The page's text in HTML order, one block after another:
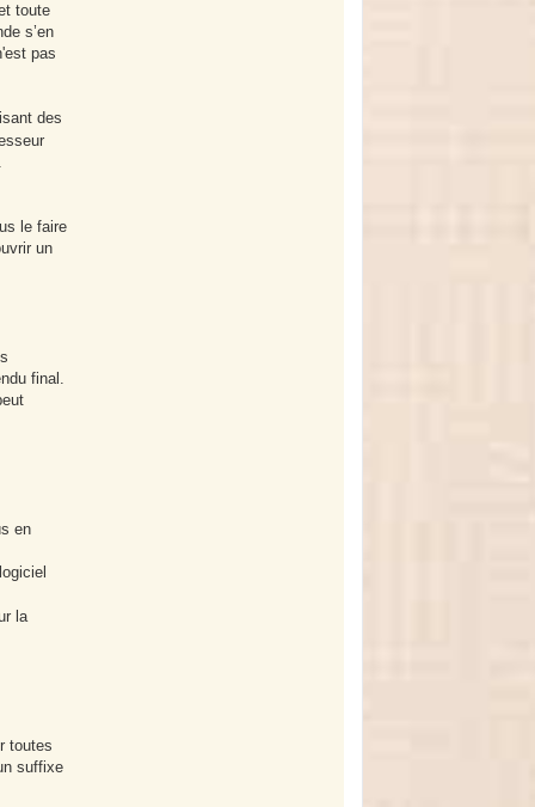
toute
s’en
pas
des
le faire
un
final.
en
la
toutes
suffixe